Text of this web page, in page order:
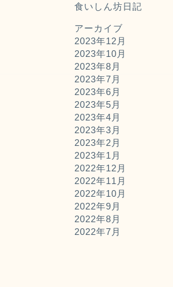
食いしん坊日記
アーカイブ
2023年12月
2023年10月
2023年8月
2023年7月
2023年6月
2023年5月
2023年4月
2023年3月
2023年2月
2023年1月
2022年12月
2022年11月
2022年10月
2022年9月
2022年8月
2022年7月